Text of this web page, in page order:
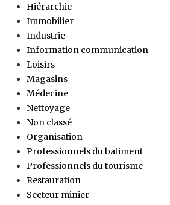
Hiérarchie
Immobilier
Industrie
Information communication
Loisirs
Magasins
Médecine
Nettoyage
Non classé
Organisation
Professionnels du batiment
Professionnels du tourisme
Restauration
Secteur minier